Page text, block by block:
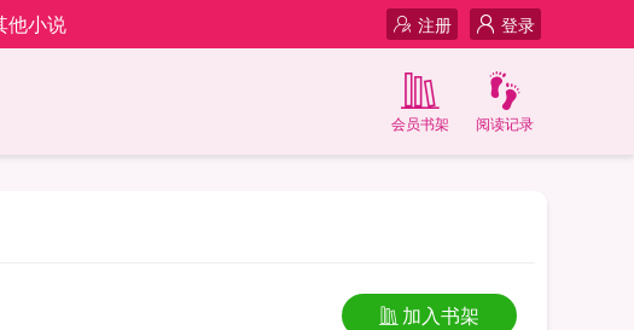
他小说 登录
注册
阅读记录
会员书架
加入书架